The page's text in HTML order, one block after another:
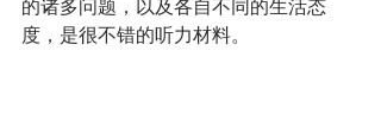
的诸多问题，以及各自不同的生活态
度，是很不错的听力材料。